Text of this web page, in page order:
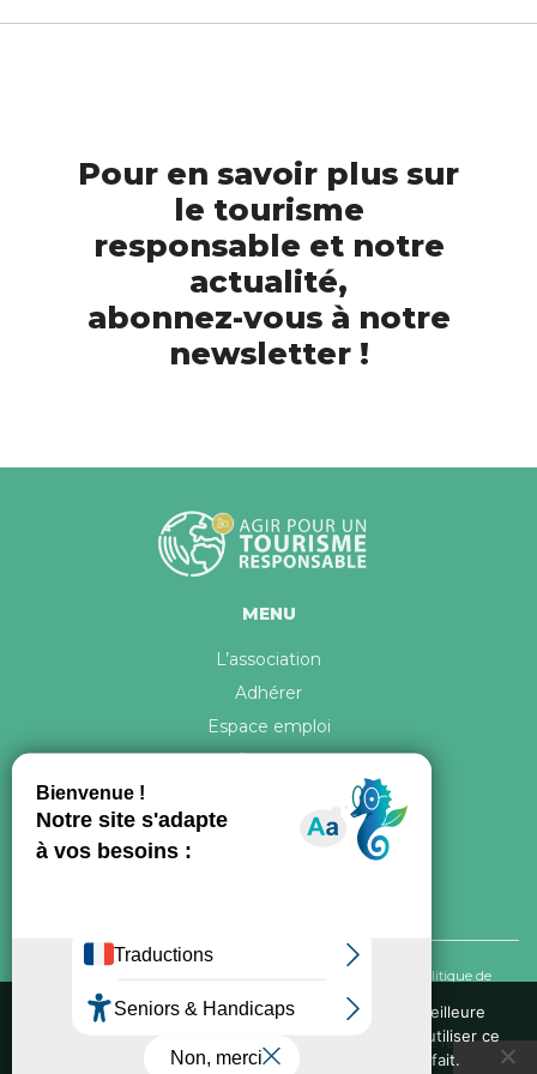
Pour en savoir plus sur
le tourisme
responsable et notre
actualité,
abonnez-vous à notre
newsletter !
MENU
L’association
Adhérer
Espace emploi
Contact
Politique de
confidentialité
Conception graphique, iconographie et développement de ce site réalisés par
Nous utilisons des cookies pour vous garantir la meilleure
expérience sur notre site web. Si vous continuez à utiliser ce
site, nous supposerons que vous en êtes satisfait.